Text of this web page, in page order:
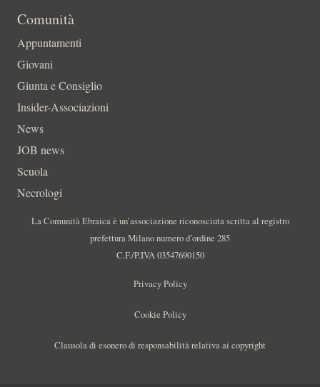
Comunità
Appuntamenti
Giovani
Giunta e Consiglio
Insider-Associazioni
News
JOB news
Scuola
Necrologi
La Comunità Ebraica è un’associazione riconosciuta scritta al registro
prefettura Milano numero d’ordine 285
C.F./P.IVA 03547690150
Privacy Policy
Cookie Policy
Clausola di esonero di responsabilità relativa ai copyright